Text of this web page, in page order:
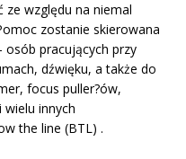
względu na niemal
zostanie skierowana
pracujących przy
dźwięku, a także do
focus puller?ów,
innych
the line (BTL) .